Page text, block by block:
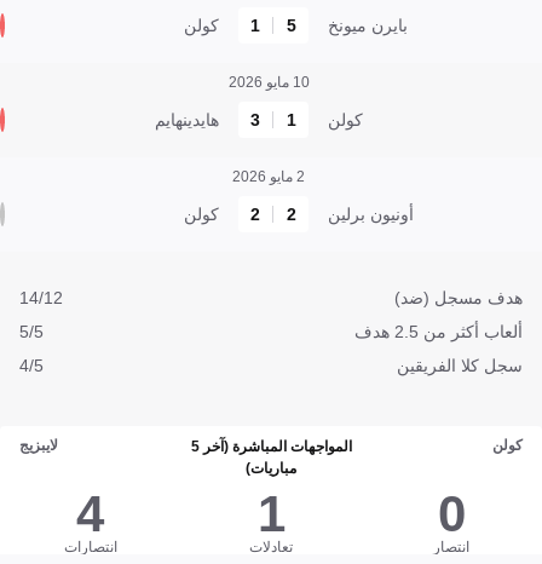
بايرن ميونخ 5
1 كولن
10 مايو 2026
كولن 1
3 هايدينهايم
2 مايو 2026
أونيون برلين 2
2 كولن
هدف مسجل (ضد)
14/12
ألعاب أكثر من 2.5 هدف
5/5
سجل كلا الفريقين
4/5
كولن
المواجهات المباشرة (آخر 5
مباريات)
لايبزيج
0
انتصار
1
تعادلات
4
انتصارات